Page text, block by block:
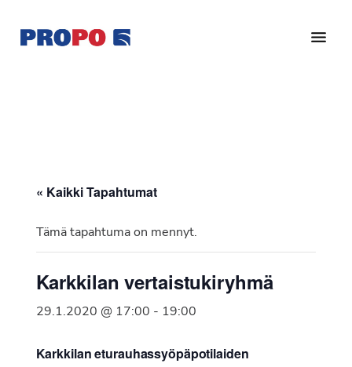
pääsisältöön
alatunnisteeseen
Ry
vuonna
Suomen
jäsenjärjestö.
« Kaikki Tapahtumat
Tämä tapahtuma on mennyt.
Karkkilan vertaistukiryhmä
29.1.2020 @ 17:00 - 19:00
Karkkilan eturauhassyöpäpotilaiden